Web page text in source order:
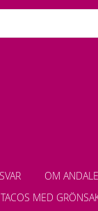
OM ANDALE
TACOS MED